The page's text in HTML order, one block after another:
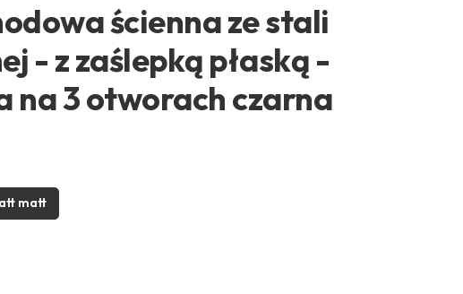
ścienna ze stali
- z zaślepką płaską -
na 3 otworach czarna
matt